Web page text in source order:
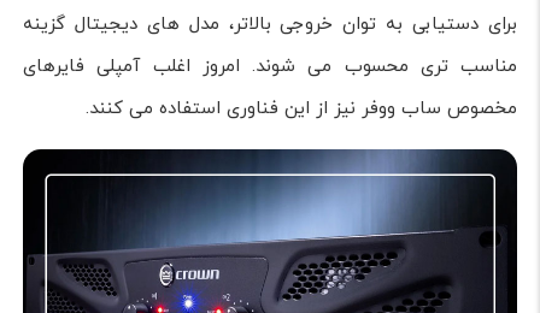
برای دستیابی به توان خروجی بالاتر، مدل های دیجیتال گزینه
مناسب تری محسوب می شوند. امروز اغلب آمپلی فایرهای
مخصوص ساب ووفر نیز از این فناوری استفاده می کنند.